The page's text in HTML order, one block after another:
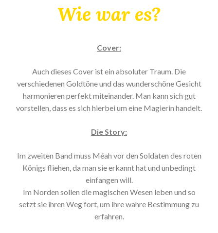
Wie war es?
Cover:
Auch dieses Cover ist ein absoluter Traum. Die
verschiedenen Goldtöne und das wunderschöne Gesicht
harmonieren perfekt miteinander. Man kann sich gut
vorstellen, dass es sich hierbei um eine Magierin handelt.
Die Story:
Im zweiten Band muss Méah vor den Soldaten des roten
Königs fliehen, da man sie erkannt hat und unbedingt
einfangen will.
Im Norden sollen die magischen Wesen leben und so
setzt sie ihren Weg fort, um ihre wahre Bestimmung zu
erfahren.